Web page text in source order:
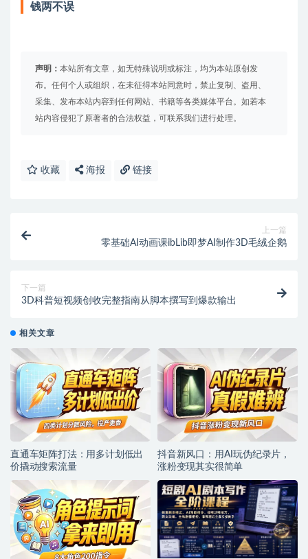
钱两不误
声明： 本站所有文章，如无特殊说明或标注，均为本站原创发
布。任何个人或组织，在未征得本站同意时，禁止复制、盗用、
采集、发布本站内容到任何网站、书籍等各类媒体平台。如若本
站内容侵犯了原著者的合法权益，可联系我们进行处理。
收藏 海报 链接
上一篇
零基础AI动画课ibLib即梦AI制作3D毛绒企鹅
下一篇
3D科普短视频创收完整指南从脚本撰写到爆款输出
相关文章
直通车矩阵打法：用多计划低出
价撬动搜索流量
抖音新风口：用AI玩伪纪录片，
涨粉变现其实很简单